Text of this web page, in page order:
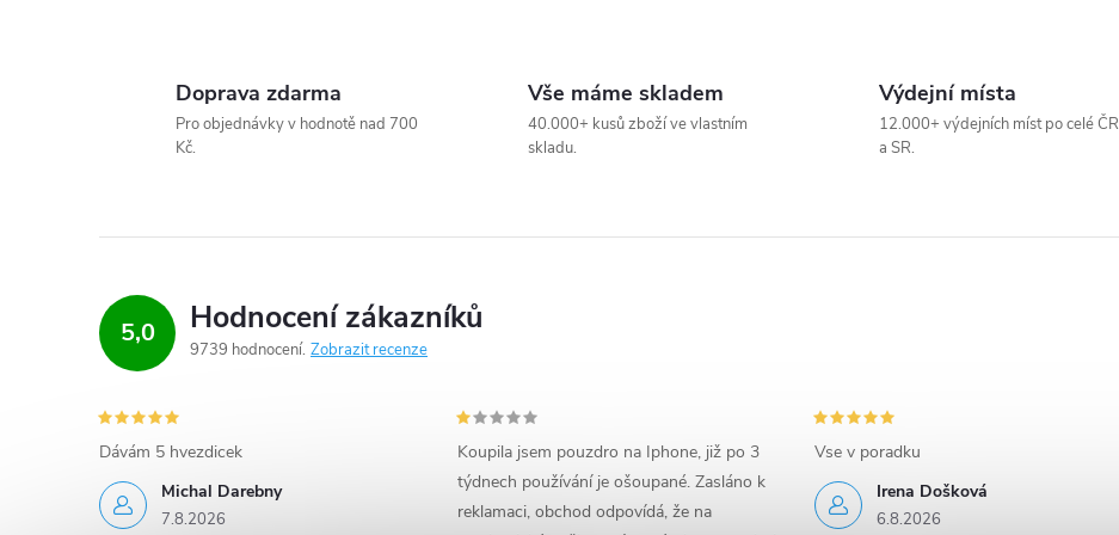
d
c
í
p
r
v
Doprava zdarma
Pro objednávky v hodnotě nad 700
Kč.
Vše máme skladem
40.000+ kusů zboží ve vlastním
skladu.
Výdejní místa
12.000+ výdejních míst po celé ČR
a SR.
5,0 Hodnocení zákazníků
9739 hodnocení Zobrazit recenze
Michal Darebny
7.8.2026
Dávám 5 hvezdicek
Koupila jsem pouzdro na Iphone, již po 3
týdnech používání je ošoupané. Zasláno k
reklamaci, obchod odpovídá, že na
Irena Došková
6.8.2026
Vse v poradku